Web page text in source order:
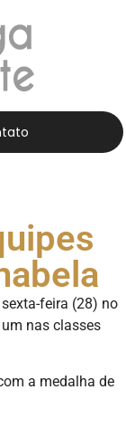
feira (28) no
nas classes
a medalha de